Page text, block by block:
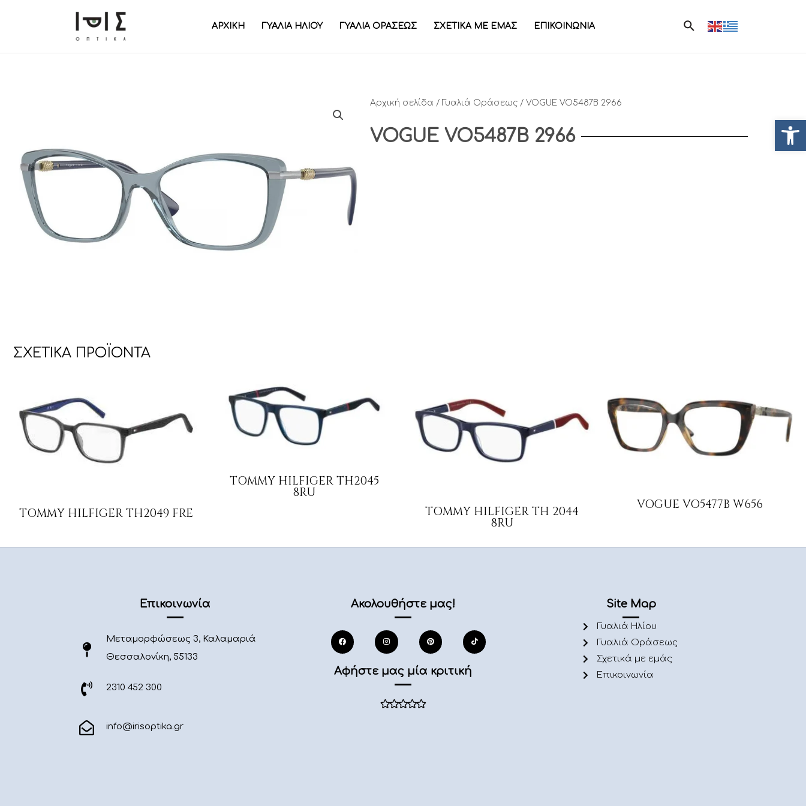
ΑΡΧΙΚΗ ΓΥΑΛΙΑ ΗΛΙΟΥ ΓΥΑΛΙΑ ΟΡΑΣΕΩΣ ΣΧΕΤΙΚΑ ΜΕ ΕΜΑΣ ΕΠΙΚΟΙΝΩΝΙΑ
Αρχική σελίδα / Γυαλιά Οράσεως / VOGUE VO5487B 2966
VOGUE VO5487B 2966
ΣΧΕΤΙΚΆ ΠΡΟΪΌΝΤΑ
TOMMY HILFIGER TH2049 FRE
TOMMY HILFIGER TH2045
8RU
TOMMY HILFIGER TH 2044
8RU
VOGUE VO5477B W656
Επικοινωνία
Μεταμορφώσεως 3, Καλαμαριά
Θεσσαλονίκη, 55133
2310 452 300
info@irisoptika.gr
Ακολουθήστε μας!
Αφήστε μας μία κριτική
Site Map
Γυαλιά Ηλίου
Γυαλιά Οράσεως
Σχετικά με εμάς
Επικοινωνία